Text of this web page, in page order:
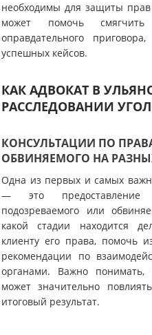
необходимы для защиты прав
может помочь
оправдательного
успешных кейсов.
КАК АДВОКАТ В
РАССЛЕДОВАНИИ
КОНСУЛЬТАЦИИ ПО
ОБВИНЯЕМОГО НА
Одна из первых и самых
— это предоставление
подозреваемого или
какой стадии находится
клиенту его права, помочь
рекомендации по
органами. Важно понимать,
может значительно
итоговый результат.